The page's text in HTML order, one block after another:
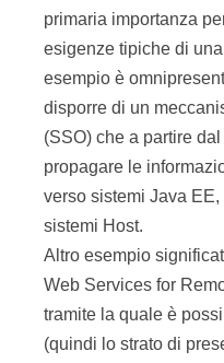
primaria importanza
esigenze tipiche di
esempio è
disporre di un
(SSO) che a partire
propagare le
verso sistemi Java
sistemi Host.
Altro esempio
Web Services for
tramite la quale è
(quindi lo strato di